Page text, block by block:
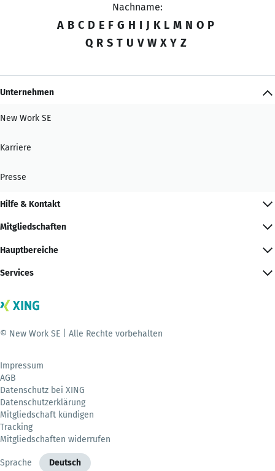
Nachname:
A B C D E F G H I J K L M N O P
Q R S T U V W X Y Z
Unternehmen
New Work SE
Karriere
Presse
Hilfe & Kontakt
Mitgliedschaften
Hauptbereiche
Services
© New Work SE | Alle Rechte vorbehalten
Impressum
AGB
Datenschutz bei XING
Datenschutzerklärung
Mitgliedschaft kündigen
Tracking
Mitgliedschaften widerrufen
Sprache Deutsch